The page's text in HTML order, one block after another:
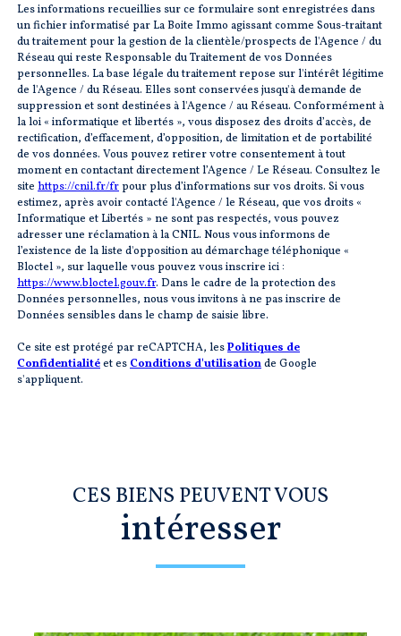
Les informations recueillies sur ce formulaire sont enregistrées dans
un fichier informatisé par La Boite Immo agissant comme Sous-traitant
du traitement pour la gestion de la clientèle/prospects de l'Agence / du
Réseau qui reste Responsable du Traitement de vos Données
personnelles. La base légale du traitement repose sur l'intérêt légitime
de l'Agence / du Réseau. Elles sont conservées jusqu'à demande de
suppression et sont destinées à l'Agence / au Réseau. Conformément à
la loi « informatique et libertés », vous disposez des droits d’accès, de
rectification, d’effacement, d’opposition, de limitation et de portabilité
de vos données. Vous pouvez retirer votre consentement à tout
moment en contactant directement l’Agence / Le Réseau. Consultez le
site https://cnil.fr/frpour plus d’informations sur vos droits. Si vous
estimez, après avoir contacté l'Agence / le Réseau, que vos droits «
Informatique et Libertés » ne sont pas respectés, vous pouvez
adresser une réclamation à la CNIL. Nous vous informons de
l’existence de la liste d'opposition au démarchage téléphonique «
Bloctel », sur laquelle vous pouvez vous inscrire ici :
https://www.bloctel.gouv.fr. Dans le cadre de la protection des
Données personnelles, nous vous invitons à ne pas inscrire de
Données sensibles dans le champ de saisie libre.
Ce site est protégé par reCAPTCHA, lesPolitiques de
Confidentialitéet esConditions d'utilisationde Google
s'appliquent.
CES BIENS PEUVENT VOUS
intéresser